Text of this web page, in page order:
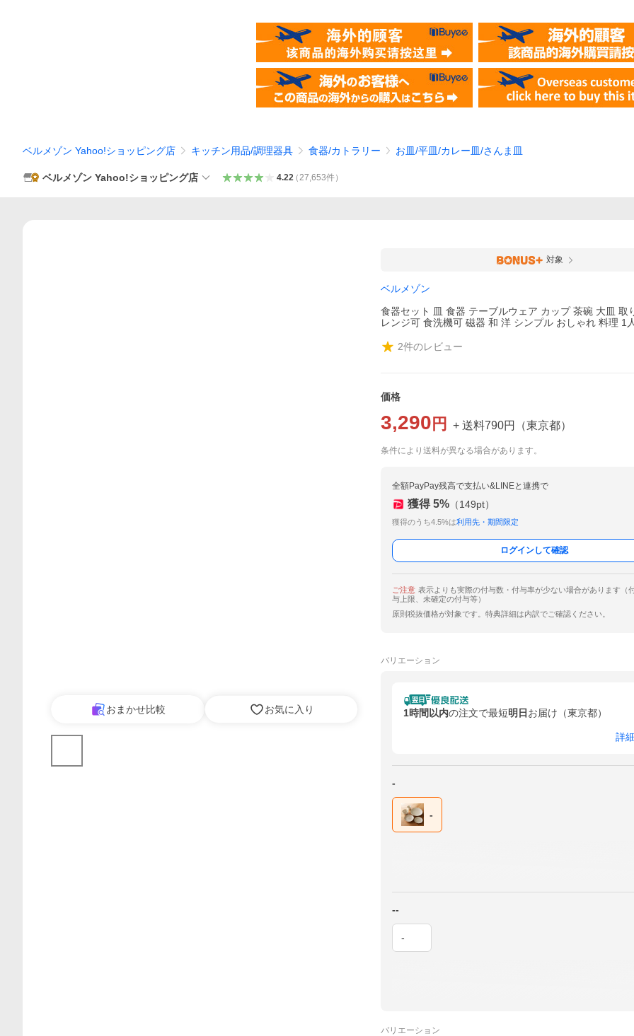
ベルメゾン Yahoo!ショッピング店 キッチン用品/調理器具 食器/カトラリー お皿/平皿/カレー皿/さんま皿
ベルメゾン Yahoo!ショッピング店 4.22（27,653件）
おまかせ比較 お気に入り
対象
ベルメゾン
食器セット 皿 食器 テーブルウェア カップ 茶碗 大皿 取
レンジ可 食洗機可 磁器 和 洋 シンプル おしゃれ 料理 1
2件のレビュー
価格
3,290 円 + 送料790円 （東京都）
条件により送料が異なる場合があります。
全額PayPay残高で支払い&LINEと連携で
獲得 5% （149pt）
獲得のうち4.5%は利用先・期間限定
ログインして確認
ご注意 表示よりも実際の付与数・付与率が少ない場合があります（
与上限、未確定の付与等）
原則税抜価格が対象です。特典詳細は内訳でご確認ください。
バリエーション
1時間以内の注文で最短明日 お届け（東京都）
詳
-
-
--
-
バリエーション